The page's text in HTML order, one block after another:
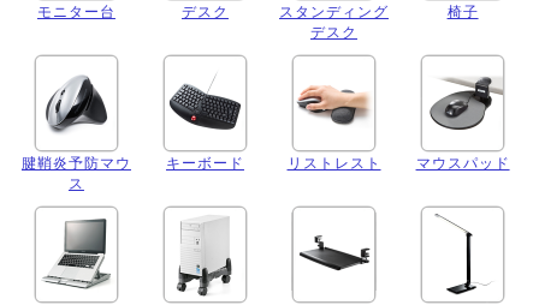
モニター台 デスク
スタンディング
デスク
椅子
腱鞘炎予防マウ
ス
キーボード リストレスト マウスパッド